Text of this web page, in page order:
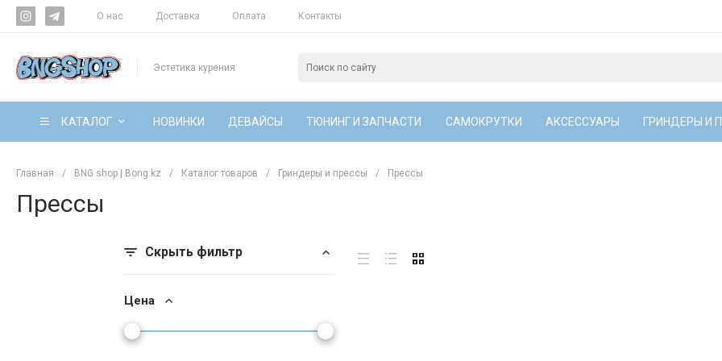
О нас Доставка Оплата Контакты
Эстетика курения
КАТАЛОГ НОВИНКИ ДЕВАЙСЫ ТЮНИНГ И ЗАПЧАСТИ САМОКРУТКИ АКСЕССУАРЫ ГРИНДЕРЫ И
Главная / BNG shop | Bong.kz / Каталог товаров / Гриндеры и прессы / Прессы
Прессы
Скрыть фильтр
Цена